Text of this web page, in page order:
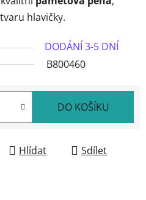
hlavičky.
DODÁNÍ 3-5 DNÍ
B800460
DO KOŠÍKU
Hlídat Sdílet